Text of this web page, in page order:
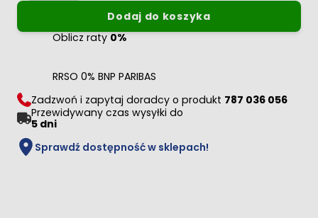
Dodaj do koszyka
Oblicz raty0%
RRSO 0% BNP PARIBAS
Zadzwoń i zapytaj doradcy o produkt 787 036 056
Przewidywany czas wysyłki do
5 dni
Sprawdź dostępność w sklepach!